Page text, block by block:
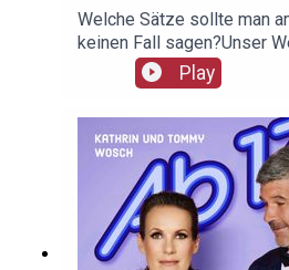
Welche Sätze sollte man
keinen Fall sagen?Unser
Giesswein, mit dem Code
klickt einfach hier:
Play